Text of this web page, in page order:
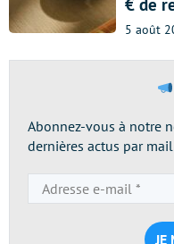
5 août
Abonnez-vous à notre
dernières actus par